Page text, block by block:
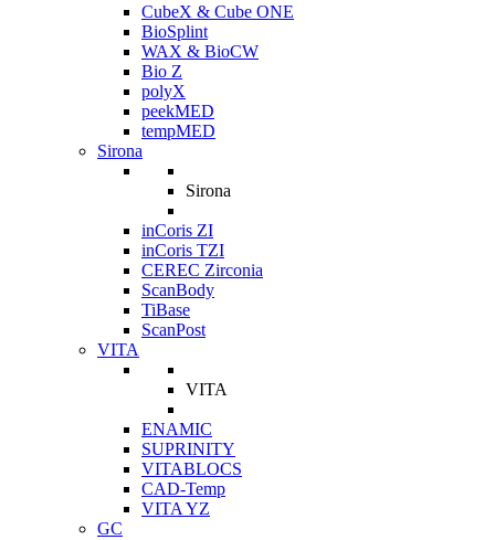
CubeX & Cube ONE
BioSplint
WAX & BioCW
Bio Z
polyX
peekMED
tempMED
Sirona
Sirona
inCoris ZI
inCoris TZI
CEREC Zirconia
ScanBody
TiBase
ScanPost
VITA
VITA
ENAMIC
SUPRINITY
VITABLOCS
CAD-Temp
VITA YZ
GC